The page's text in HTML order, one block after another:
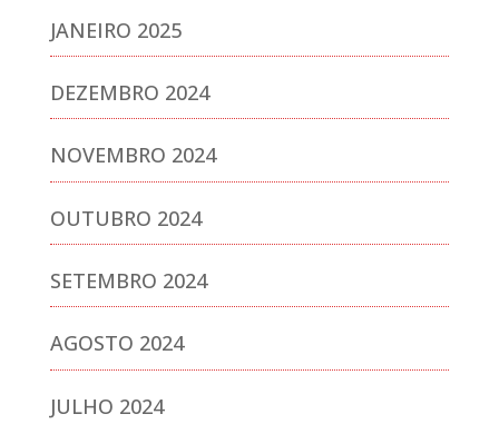
JANEIRO 2025
DEZEMBRO 2024
NOVEMBRO 2024
OUTUBRO 2024
SETEMBRO 2024
AGOSTO 2024
JULHO 2024